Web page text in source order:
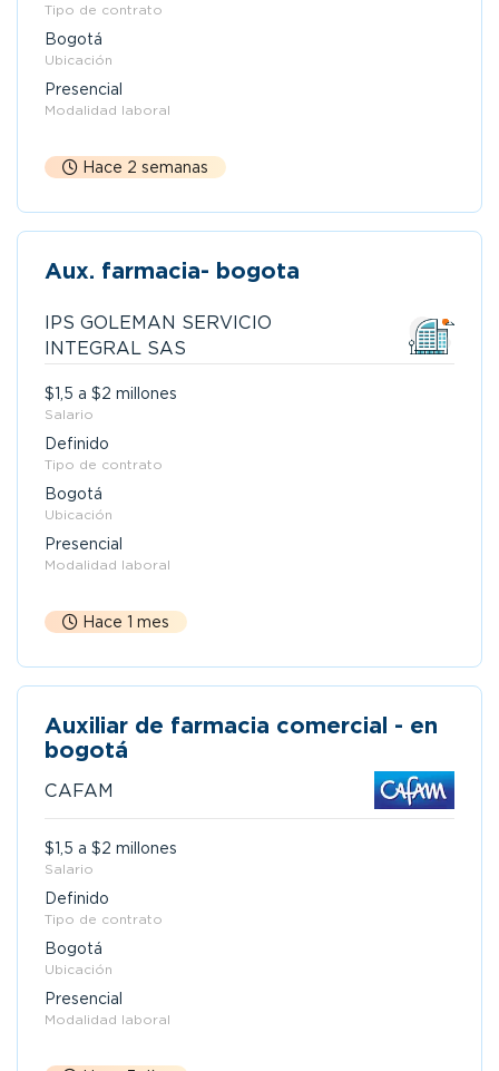
Tipo de contrato
Bogotá
Ubicación
Presencial
Modalidad laboral
Hace 2 semanas
Aux. farmacia- bogota
IPS GOLEMAN SERVICIO
INTEGRAL SAS
$1,5 a $2 millones
Salario
Definido
Tipo de contrato
Bogotá
Ubicación
Presencial
Modalidad laboral
Hace 1 mes
Auxiliar de farmacia comercial - en
bogotá
CAFAM
$1,5 a $2 millones
Salario
Definido
Tipo de contrato
Bogotá
Ubicación
Presencial
Modalidad laboral